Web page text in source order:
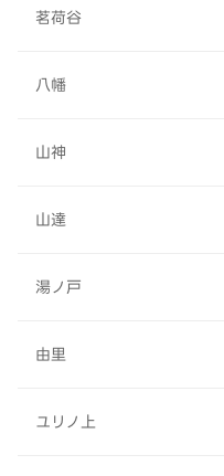
茗荷谷
八幡
山神
山達
湯ノ戸
由里
ユリノ上